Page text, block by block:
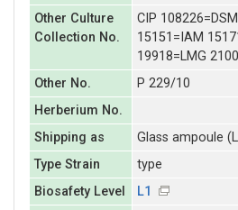
Other Culture
Collection No.
CIP
15151=IAM
19918=LMG
Other No.
P 229/10
Herberium No.
Shipping as
Glass ampoule
Type Strain
type
Biosafety Level
L1